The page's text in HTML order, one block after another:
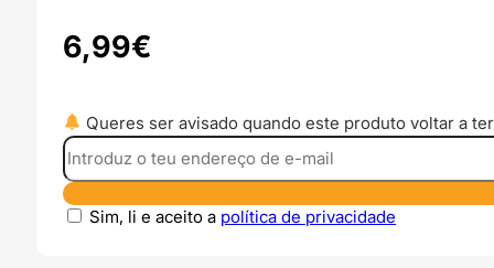
6,99€
Queres ser avisado quando este produto voltar a
Sim, li e aceito a política de privacidade